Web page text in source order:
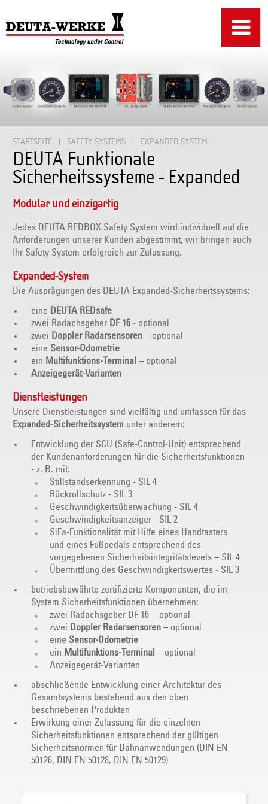
STARTSEITE SAFETY SYSTEMS EXPANDED-SYSTEM
DEUTA Funktionale
Sicherheitssysteme - Expanded
Modular und einzigartig
Jedes DEUTA REDBOX Safety System wird individuell auf die
Anforderungen unserer Kunden abgestimmt, wir bringen auch
Ihr Safety System erfolgreich zur Zulassung.
Expanded-System
Die Ausprägungen des DEUTA Expanded-Sicherheitssystems:
eine DEUTA REDsafe
zwei Radachsgeber DF 16 - optional
zwei Doppler Radarsensoren – optional
eine Sensor-Odometrie
ein Multifunktions-Terminal – optional
Anzeigegerät-Varianten
Dienstleistungen
Unsere Dienstleistungen sind vielfältig und umfassen für das
Expanded-Sicherheitssystem unter anderem:
Entwicklung der SCU (Safe-Control-Unit) entsprechend
der Kundenanforderungen für die Sicherheitsfunktionen
- z. B. mit:
Stillstandserkennung - SIL 4
Rückrollschutz - SIL 3
Geschwindigkeitsüberwachung - SIL 4
Geschwindigkeitsanzeiger - SIL 2
SiFa-Funktionalität mit Hilfe eines Handtasters
und eines Fußpedals entsprechend des
vorgegebenen Sicherheitsintegritätslevels – SIL 4
Übermittlung des Geschwindigkeitswertes - SIL 3
betriebsbewährte zertifizierte Komponenten, die im
System Sicherheitsfunktionen übernehmen:
zwei Radachsgeber DF 16 - optional
zwei Doppler Radarsensoren – optional
eine Sensor-Odometrie
ein Multifunktions-Terminal – optional
Anzeigegerät-Varianten
abschließende Entwicklung einer Architektur des
Gesamtsystems bestehend aus den oben
beschriebenen Produkten
Erwirkung einer Zulassung für die einzelnen
Sicherheitsfunktionen entsprechend der gültigen
Sicherheitsnormen für Bahnanwendungen (DIN EN
50126, DIN EN 50128, DIN EN 50129)